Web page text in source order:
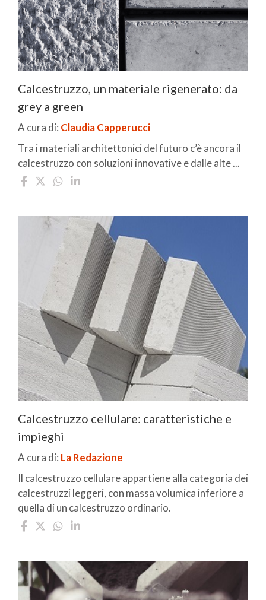
Calcestruzzo, un materiale rigenerato: da
grey a green
A cura di: Claudia Capperucci
Tra i materiali architettonici del futuro c’è ancora il
calcestruzzo con soluzioni innovative e dalle alte ...
Calcestruzzo cellulare: caratteristiche e
impieghi
A cura di: La Redazione
Il calcestruzzo cellulare appartiene alla categoria dei
calcestruzzi leggeri, con massa volumica inferiore a
quella di un calcestruzzo ordinario.